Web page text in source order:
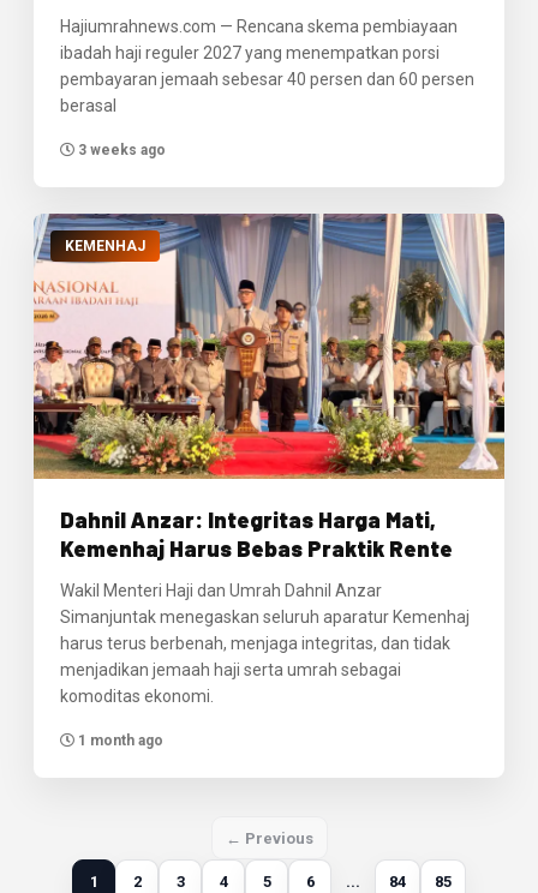
Hajiumrahnews.com — Rencana skema pembiayaan
ibadah haji reguler 2027 yang menempatkan porsi
pembayaran jemaah sebesar 40 persen dan 60 persen
berasal
3 weeks ago
KEMENHAJ
Dahnil Anzar: Integritas Harga Mati,
Kemenhaj Harus Bebas Praktik Rente
Wakil Menteri Haji dan Umrah Dahnil Anzar
Simanjuntak menegaskan seluruh aparatur Kemenhaj
harus terus berbenah, menjaga integritas, dan tidak
menjadikan jemaah haji serta umrah sebagai
komoditas ekonomi.
1 month ago
← Previous
1 2 3 4 5 6 ... 84 85